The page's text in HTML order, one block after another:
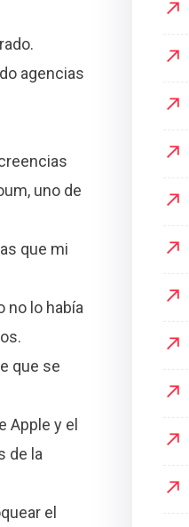
agencias
uno de
que mi
no lo había
que se
Apple y el
de la
el